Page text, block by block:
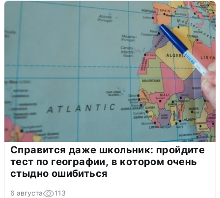
Справится даже школьник: пройдите
тест по географии, в котором очень
стыдно ошибиться
6 августа 113